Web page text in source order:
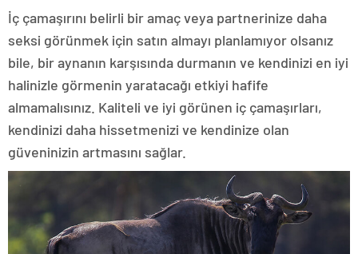
İç çamaşırını belirli bir amaç veya partnerinize daha
seksi görünmek için satın almayı planlamıyor olsanız
bile, bir aynanın karşısında durmanın ve kendinizi en iyi
halinizle görmenin yaratacağı etkiyi hafife
almamalısınız. Kaliteli ve iyi görünen iç çamaşırları,
kendinizi daha hissetmenizi ve kendinize olan
güveninizin artmasını sağlar.